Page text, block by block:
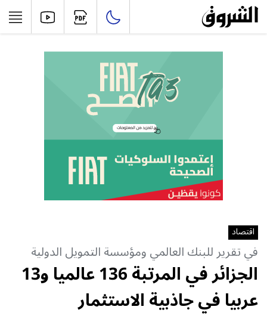
اقتصاد
في تقرير للبنك العالمي ومؤسسة التمويل الدولية
الجزائر في المرتبة 136 عالميا و13
عربيا في جاذبية الاستثمار